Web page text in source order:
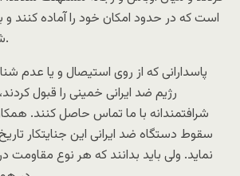
است که در حدود امکان خود را آماده کنند و
شده هم آهنگ شوند.
پاسدارانی که از روی استیصال و یا
رژیم ضد ایرانی خمینی را قبول
شرافتمندانه با ما تماس حاصل کنند.
سقوط دستگاه ضد ایرانی این جنایتکار
نماید. ولی باید بدانند که هر نوع مقاومت